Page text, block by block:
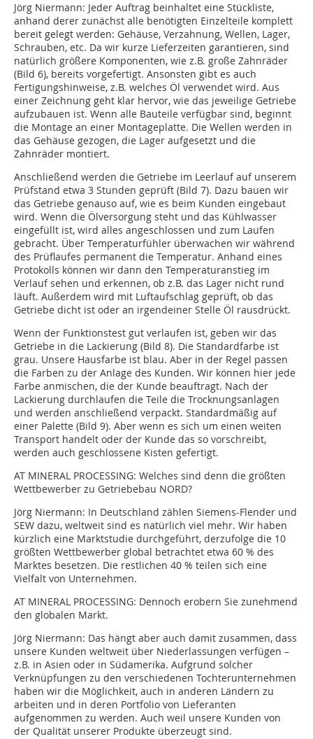
Jörg Niermann: Jeder Auftrag beinhaltet eine Stückliste,
anhand derer zunächst alle benötigten Einzelteile komplett
bereit gelegt werden: Gehäuse, Verzahnung, Wellen, Lager,
Schrauben, etc. Da wir kurze Lieferzeiten garantieren, sind
natürlich größere Komponenten, wie z.B. große Zahnräder
(Bild 6), bereits vorgefertigt. Ansonsten gibt es auch
Fertigungshinweise, z.B. welches Öl verwendet wird. Aus
einer Zeichnung geht klar hervor, wie das jeweilige Getriebe
aufzubauen ist. Wenn alle Bauteile verfügbar sind, beginnt
die Montage an einer Montageplatte. Die Wellen werden in
das Gehäuse gezogen, die Lager aufgesetzt und die
Zahnräder montiert.
Anschließend werden die Getriebe im Leerlauf auf unserem
Prüfstand etwa 3 Stunden geprüft (Bild 7). Dazu bauen wir
das Getriebe genauso auf, wie es beim Kunden eingebaut
wird. Wenn die Ölversorgung steht und das Kühlwasser
eingefüllt ist, wird alles angeschlossen und zum Laufen
gebracht. Über Temperaturfühler überwachen wir während
des Prüflaufes permanent die Temperatur. Anhand eines
Protokolls können wir dann den Temperaturanstieg im
Verlauf sehen und erkennen, ob z.B. das Lager nicht rund
läuft. Außerdem wird mit Luftaufschlag geprüft, ob das
Getriebe dicht ist oder an irgendeiner Stelle Öl rausdrückt.
Wenn der Funktionstest gut verlaufen ist, geben wir das
Getriebe in die Lackierung (Bild 8). Die Standardfarbe ist
grau. Unsere Hausfarbe ist blau. Aber in der Regel passen
die Farben zu der Anlage des Kunden. Wir können hier jede
Farbe anmischen, die der Kunde beauftragt. Nach der
Lackierung durchlaufen die Teile die Trocknungsanlagen
und werden anschließend verpackt. Standardmäßig auf
einer Palette (Bild 9). Aber wenn es sich um einen weiten
Transport handelt oder der Kunde das so vorschreibt,
werden auch geschlossene Kisten gefertigt.
AT MINERAL PROCESSING: Welches sind denn die größten
Wettbewerber zu Getriebebau NORD?
Jörg Niermann: In Deutschland zählen Siemens-Flender und
SEW dazu, weltweit sind es natürlich viel mehr. Wir haben
kürzlich eine Marktstudie durchgeführt, derzufolge die 10
größten Wettbewerber global betrachtet etwa 60 % des
Marktes besetzen. Die restlichen 40 % teilen sich eine
Vielfalt von Unternehmen.
AT MINERAL PROCESSING: Dennoch erobern Sie zunehmend
den globalen Markt.
Jörg Niermann: Das hängt aber auch damit zusammen, dass
unsere Kunden weltweit über Niederlassungen verfügen –
z.B. in Asien oder in Südamerika. Aufgrund solcher
Verknüpfungen zu den verschiedenen Tochterunternehmen
haben wir die Möglichkeit, auch in anderen Ländern zu
arbeiten und in deren Portfolio von Lieferanten
aufgenommen zu werden. Auch weil unsere Kunden von
der Qualität unserer Produkte überzeugt sind.